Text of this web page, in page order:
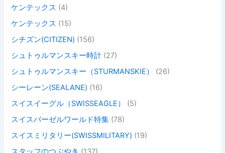
ケンテックス (4)
ケンテックス (15)
シチズン(CITIZEN) (156)
シュトゥルマンスキー時計 (27)
シュトゥルマンスキー（STURMANSKIE）
(26)
シーレーン(SEALANE) (16)
スイスイーグル（SWISSEAGLE）
(5)
スイスバーゼルワールド特集 (78)
スイスミリタリー(SWISSMILITARY) (19)